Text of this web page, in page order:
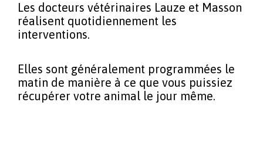
Les docteurs vétérinaires Lauze et Masson
réalisent quotidiennement les
interventions.
Elles sont généralement programmées le
matin de manière à ce que vous puissiez
récupérer votre animal le jour même.